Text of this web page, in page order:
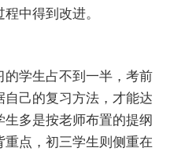
中得到改进。
学生占不到一半，考前
己的复习方法，才能达
多是按老师布置的提纲
点，初三学生则侧重在